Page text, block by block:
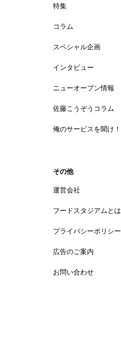
特集
コラム
スペシャル企画
インタビュー
ニューオープン情報
佐藤こうぞうコラム
俺のサービスを聞け！
その他
運営会社
フードスタジアムとは
プライバシーポリシー
広告のご案内
お問い合わせ